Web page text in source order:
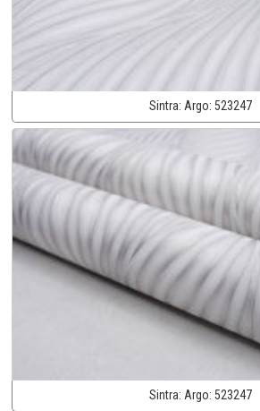
Sintra: Argo: 523247
Sintra: Argo: 523247